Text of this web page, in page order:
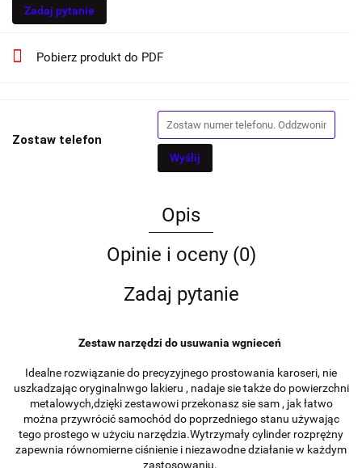
Zadaj pytanie
Pobierz produkt do PDF
Zostaw telefon
Wyślij
Opis
Opinie i oceny (0)
Zadaj pytanie
Zestaw narzędzi do usuwania wgnieceń
Idealne rozwiązanie do precyzyjnego prostowania karoseri, nie
uszkadzając oryginalnwgo lakieru , nadaje sie także do powierzchni
metalowych,dzięki zestawowi przekonasz sie sam , jak łatwo
można przywrócić samochód do poprzedniego stanu używając
tego prostego w użyciu narzędzia.Wytrzymały cylinder rozprężny
zapewnia równomierne ciśnienie i niezawodne działanie w każdym
zastosowaniu.